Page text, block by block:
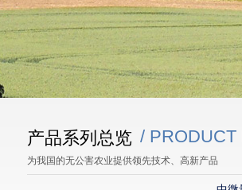
产品系列总览 / PRODUCT
为我国的无公害农业提供领先技术、高新产品